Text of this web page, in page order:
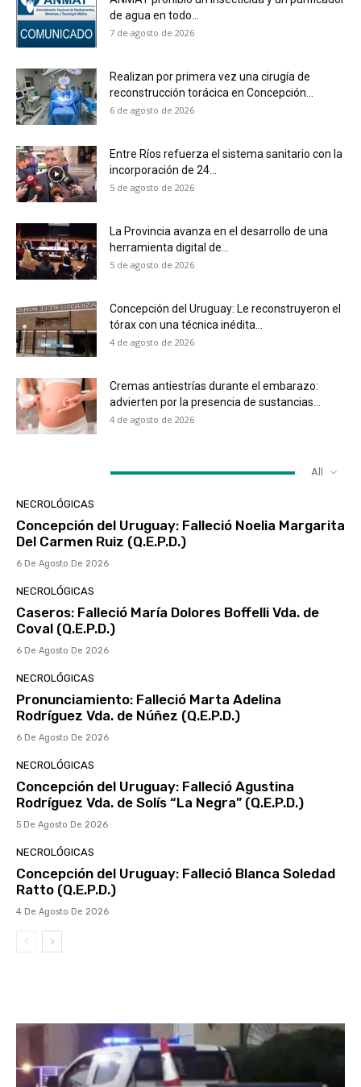
de agua en todo...
7 de agosto de 2026
Realizan por primera vez una cirugía de
reconstrucción torácica en Concepción...
6 de agosto de 2026
Entre Ríos refuerza el sistema sanitario con la
incorporación de 24...
5 de agosto de 2026
La Provincia avanza en el desarrollo de una
herramienta digital de...
5 de agosto de 2026
Concepción del Uruguay: Le reconstruyeron el
tórax con una técnica inédita...
4 de agosto de 2026
Cremas antiestrías durante el embarazo:
advierten por la presencia de sustancias...
4 de agosto de 2026
All
NECROLÓGICAS
Concepción del Uruguay: Falleció Noelia Margarita
Del Carmen Ruiz (Q.E.P.D.)
6 De Agosto De 2026
NECROLÓGICAS
Caseros: Falleció María Dolores Boffelli Vda. de
Coval (Q.E.P.D.)
6 De Agosto De 2026
NECROLÓGICAS
Pronunciamiento: Falleció Marta Adelina
Rodríguez Vda. de Núñez (Q.E.P.D.)
6 De Agosto De 2026
NECROLÓGICAS
Concepción del Uruguay: Falleció Agustina
Rodríguez Vda. de Solís “La Negra” (Q.E.P.D.)
5 De Agosto De 2026
NECROLÓGICAS
Concepción del Uruguay: Falleció Blanca Soledad
Ratto (Q.E.P.D.)
4 De Agosto De 2026